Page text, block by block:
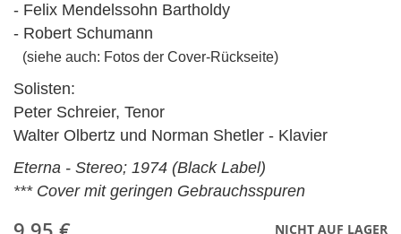
- Felix Mendelssohn Bartholdy
- Robert Schumann
(siehe auch: Fotos der Cover-Rückseite)
Solisten:
Peter Schreier, Tenor
Walter Olbertz und Norman Shetler - Klavier
Eterna - Stereo; 1974 (Black Label)
*** Cover mit geringen Gebrauchsspuren
NICHT AUF LAGER